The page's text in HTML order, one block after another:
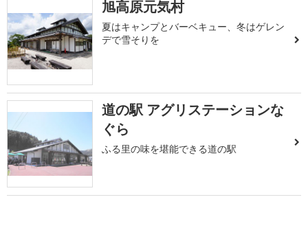
旭高原元気村
夏はキャンプとバーベキュー、冬はゲレン
デで雪そりを
道の駅 アグリステーションな
ぐら
ふる里の味を堪能できる道の駅